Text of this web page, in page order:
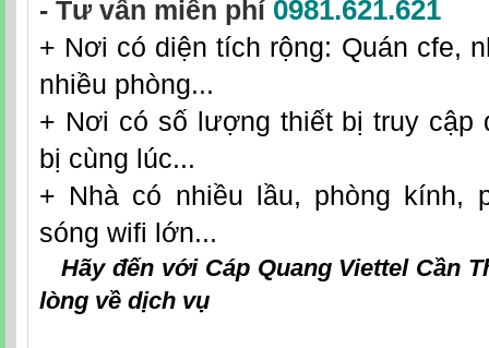
- Tư vấn miễn phí 0981.621.621
+ Nơi có diện tích rộng: Quán cfe,
nhiều phòng...
+ Nơi có số lượng thiết bị truy cập
bị cùng lúc...
+ Nhà có nhiều lầu, phòng kính,
sóng wifi lớn...
Hãy đến với Cáp Quang Viettel Cần
lòng về dịch vụ